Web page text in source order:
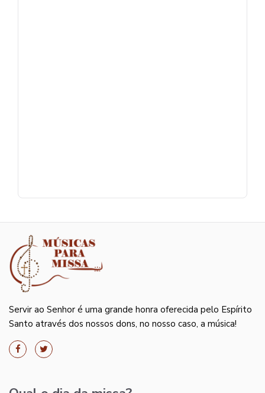
Servir ao Senhor é uma grande honra oferecida pelo Espírito
Santo através dos nossos dons, no nosso caso, a música!